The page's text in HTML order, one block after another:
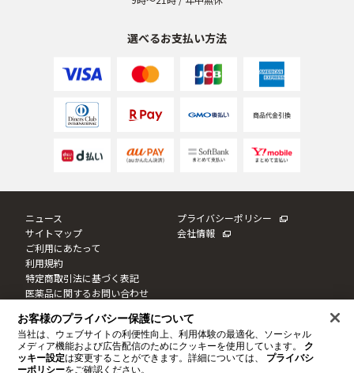
選べるお支払い方法
ニュース
サイトマップ
ご利用にあたって
利用規約
特定商取引法に基づく表記
医薬品に関するお問い合わせ
プライバシーポリシー
会社情報
このサイトは日本国内に向けて制作しております。
このサイトならびにサイト内のコンテンツは、ドクターシーラボによって運営されています。
© JNTL Consumer Health K.K. 2020
お客様のプライバシー保護について
当社は、ウェブサイトの利便性向上、利用体験の最適化、ソーシャル
メディア機能および広告配信のためにクッキーを使用しています。
ク
ッキー設定は変更することができます。詳細については、
プライバシ
ーポリシーをご確認ください。